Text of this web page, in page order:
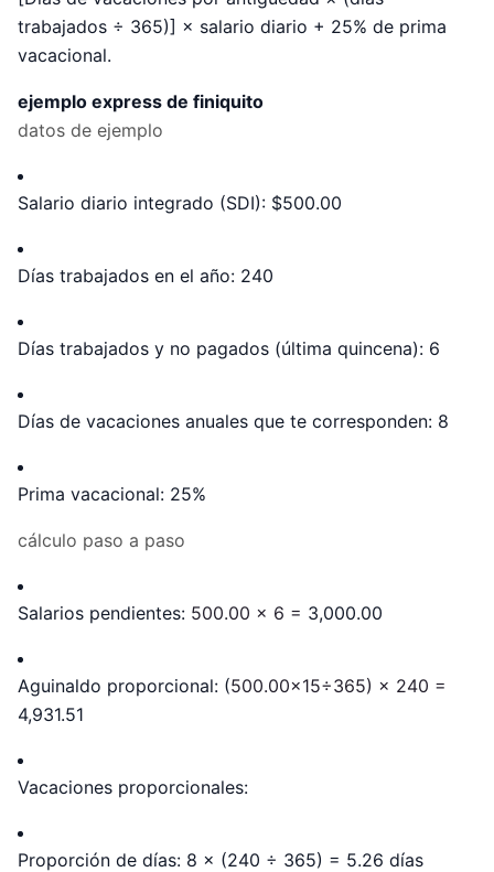
trabajados ÷ 365)] × salario diario + 25% de prima
vacacional.
ejemplo express de finiquito
datos de ejemplo
Salario diario integrado (SDI): $500.00
Días trabajados en el año: 240
Días trabajados y no pagados (última quincena): 6
Días de vacaciones anuales que te corresponden: 8
Prima vacacional: 25%
cálculo paso a paso
Salarios pendientes: 500.00 × 6 = 3,000.00
Aguinaldo proporcional: (500.00×15÷365) × 240 =
4,931.51
Vacaciones proporcionales:
Proporción de días: 8 × (240 ÷ 365) = 5.26 días